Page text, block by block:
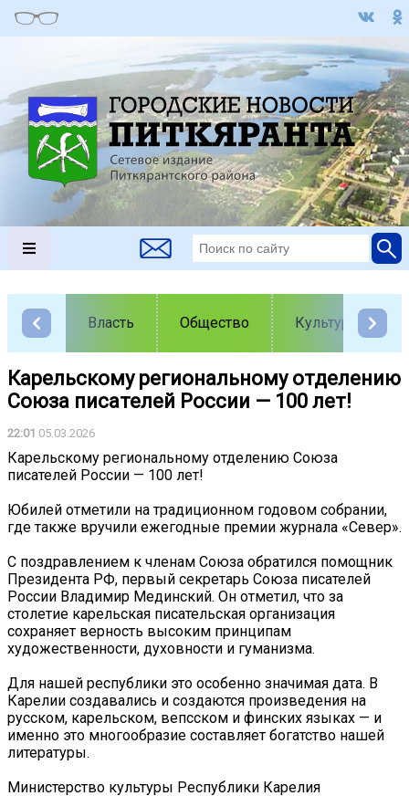
Власть Общество Культура
️Карельскому региональному отделению
Союза писателей России — 100 лет!
22:01 05.03.2026
️Карельскому региональному отделению Союза
писателей России — 100 лет!
Юбилей отметили на традиционном годовом собрании,
где также вручили ежегодные премии журнала «Север».
С поздравлением к членам Союза обратился помощник
Президента РФ, первый секретарь Союза писателей
России Владимир Мединский. Он отметил, что за
столетие карельская писательская организация
сохраняет верность высоким принципам
художественности, духовности и гуманизма.
Для нашей республики это особенно значимая дата. В
Карелии создавались и создаются произведения на
русском, карельском, вепсском и финских языках — и
именно это многообразие составляет богатство нашей
литературы.
Министерство культуры Республики Карелия